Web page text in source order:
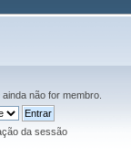
ainda não for membro.
da sessão